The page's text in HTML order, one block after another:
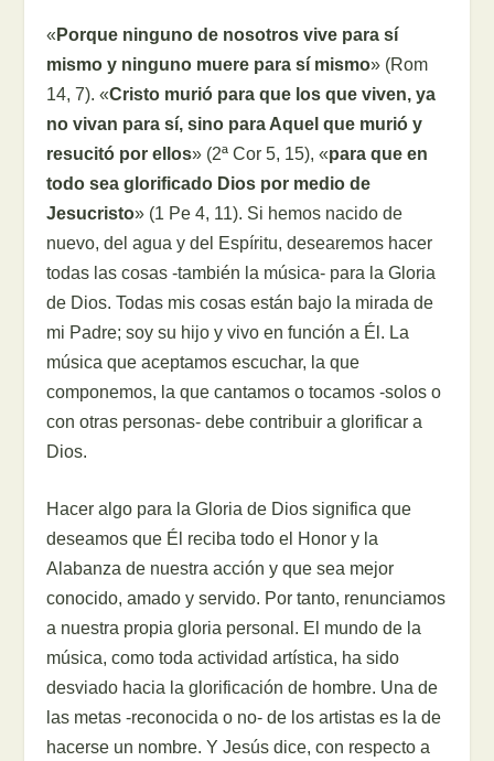
« Porque ninguno de nosotros vive para sí
mismo y ninguno muere para sí mismo» (Rom
14, 7). «Cristo murió para que los que viven, ya
no vivan para sí, sino para Aquel que murió y
resucitó por ellos» (2ª Cor 5, 15), «para que en
todo sea glorificado Dios por medio de
Jesucristo» (1 Pe 4, 11). Si hemos nacido de
nuevo, del agua y del Espíritu, desearemos hacer
todas las cosas -también la música- para la Gloria
de Dios. Todas mis cosas están bajo la mirada de
mi Padre; soy su hijo y vivo en función a Él. La
música que aceptamos escuchar, la que
componemos, la que cantamos o tocamos -solos o
con otras personas- debe contribuir a glorificar a
Dios.
Hacer algo para la Gloria de Dios significa que
deseamos que Él reciba todo el Honor y la
Alabanza de nuestra acción y que sea mejor
conocido, amado y servido. Por tanto, renunciamos
a nuestra propia gloria personal. El mundo de la
música, como toda actividad artística, ha sido
desviado hacia la glorificación de hombre. Una de
las metas -reconocida o no- de los artistas es la de
hacerse un nombre. Y Jesús dice, con respecto a